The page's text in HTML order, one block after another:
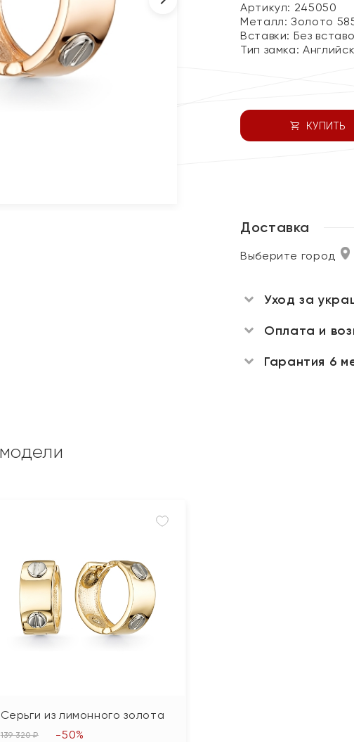
Артикул: 245050
Металл:Золото
Вставки: Без
Тип замка:
КУПИТЬ
Доставка
Выберите город
Уход за
Оплата и
Гарантия 6
Серьги из лимонного золота
139 320 ₽ -50%